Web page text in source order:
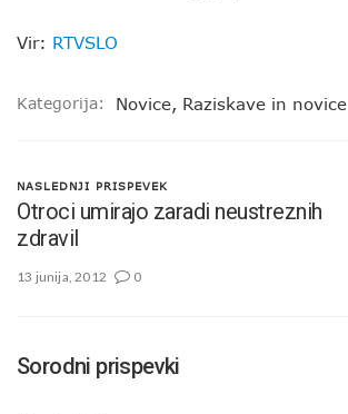
Vir: RTVSLO
Kategorija: Novice, Raziskave in novice
NASLEDNJI PRISPEVEK
Otroci umirajo zaradi neustreznih
zdravil
13 junija, 2012 0
Sorodni prispevki